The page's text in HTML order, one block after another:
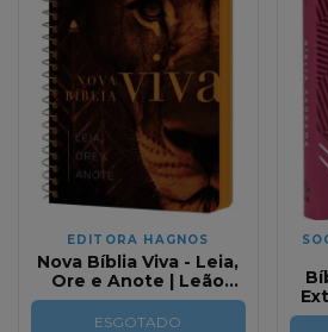
EDITORA HAGNOS
Nova Bíblia Viva - Leia,
Ore e Anote | Leão
Força e Poder | Com
abas adesivas e
ESGOTADO